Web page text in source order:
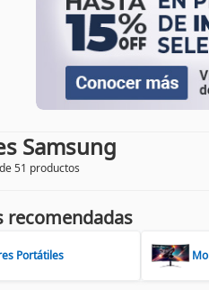
Samsung
51 productos
recomendadas
Portátiles